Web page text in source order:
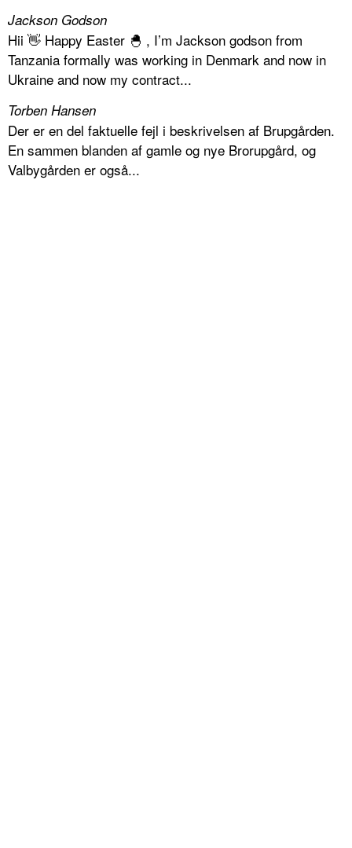
Jackson Godson
Hii 👋 Happy Easter 🐣 , I’m Jackson godson from
Tanzania formally was working in Denmark and now in
Ukraine and now my contract...
Torben Hansen
Der er en del faktuelle fejl i beskrivelsen af Brupgården.
En sammen blanden af gamle og nye Brorupgård, og
Valbygården er også...